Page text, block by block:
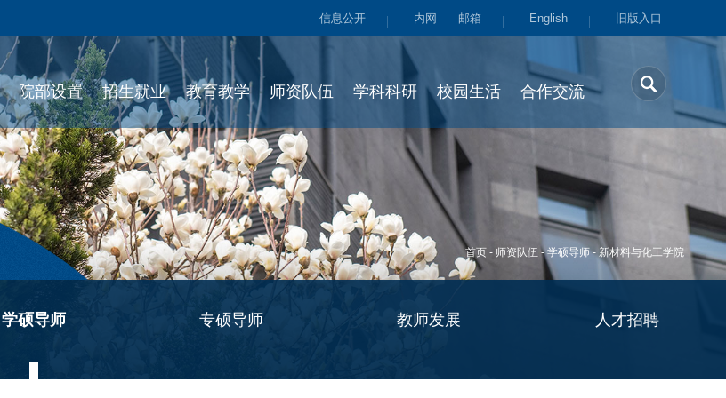
信息公开 内网 邮箱 English 旧版入口
院部设置 招生就业 教育教学 师资队伍 学科科研 校园生活 合作交流
首页 - 师资队伍 -学硕导师- 新材料与化工学院
学硕导师 专硕导师 教师发展 人才招聘